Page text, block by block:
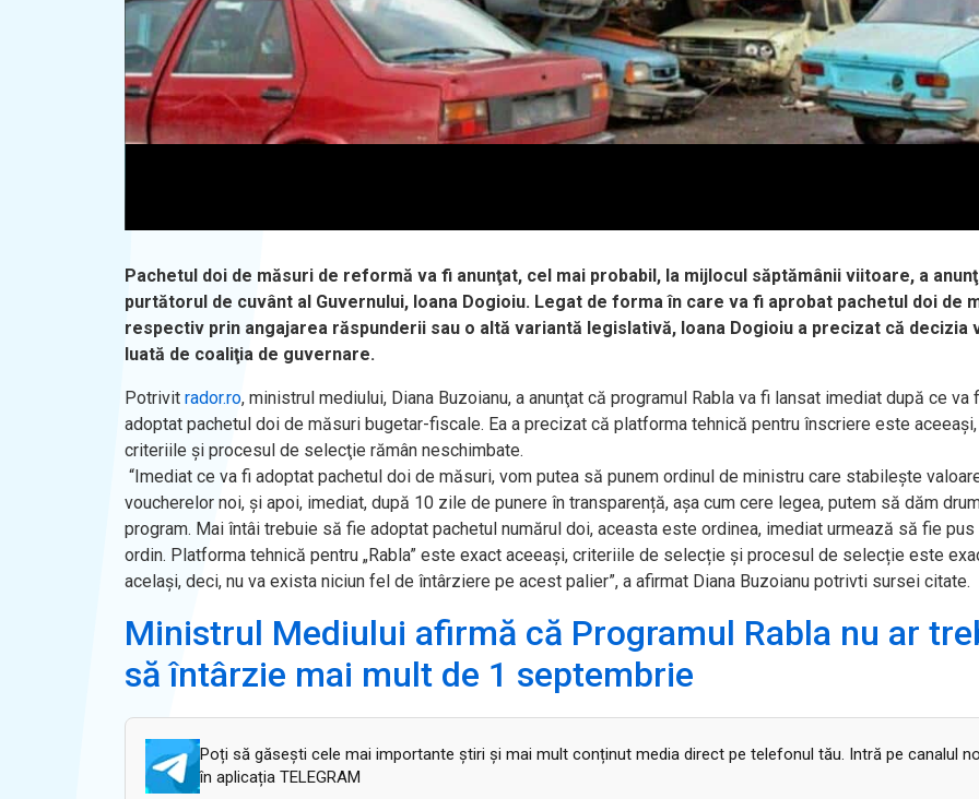
Pachetul doi de măsuri de reformă va fi anunţat, cel mai probabil, la mijlocul săptămânii viitoare, a
purtătorul de cuvânt al Guvernului, Ioana Dogioiu. Legat de forma în care va fi aprobat pachetul doi de
respectiv prin angajarea răspunderii sau o altă variantă legislativă, Ioana Dogioiu a precizat că decizia
luată de coaliţia de guvernare.
Potrivit rador.ro, ministrul mediului, Diana Buzoianu, a anunţat că programul Rabla va fi lansat imediat după ce va
adoptat pachetul doi de măsuri bugetar-fiscale. Ea a precizat că platforma tehnică pentru înscriere este
criteriile şi procesul de selecţie rămân neschimbate.
“Imediat ce va fi adoptat pachetul doi de măsuri, vom putea să punem ordinul de ministru care stabilește
voucherelor noi, și apoi, imediat, după 10 zile de punere în transparență, așa cum cere legea, putem să dăm
program. Mai întâi trebuie să fie adoptat pachetul numărul doi, aceasta este ordinea, imediat urmează să fie pus
ordin. Platforma tehnică pentru „Rabla” este exact aceeași, criteriile de selecție și procesul de selecție este
același, deci, nu va exista niciun fel de întârziere pe acest palier”, a afirmat Diana Buzoianu potrivti sursei citate.
Ministrul Mediului afirmă că Programul Rabla nu ar
să întârzie mai mult de 1 septembrie
Poți să găsești cele mai importante știri și mai mult conținut media direct pe telefonul tău. Intră pe canalul
în aplicația TELEGRAM